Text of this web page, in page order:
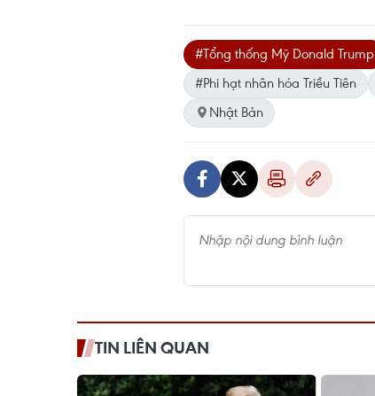
#Tổng thống Mỹ Donald Trump
#Phi hạt nhân hóa Triều Tiên
Nhật Bản
TIN LIÊN QUAN